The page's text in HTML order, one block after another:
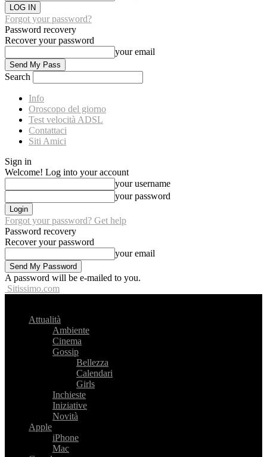
Forgot your password?
Password recovery
Recover your password
your email
Search
Info
Oroscopo del giorno
Test velocità ADSL
Contattaci
Siti Amici
Sign in
Welcome! Log into your account
your username
your password
Forgot your password? Get help
Password recovery
Recover your password
your email
A password will be e-mailed to you.
Sitissimo.com
Attualità
Ambiente
Cinema
Gossip
Bellezza
Calendari
Girls
Inchieste
Iniziative
Novità
Apple
iPhone
Mac